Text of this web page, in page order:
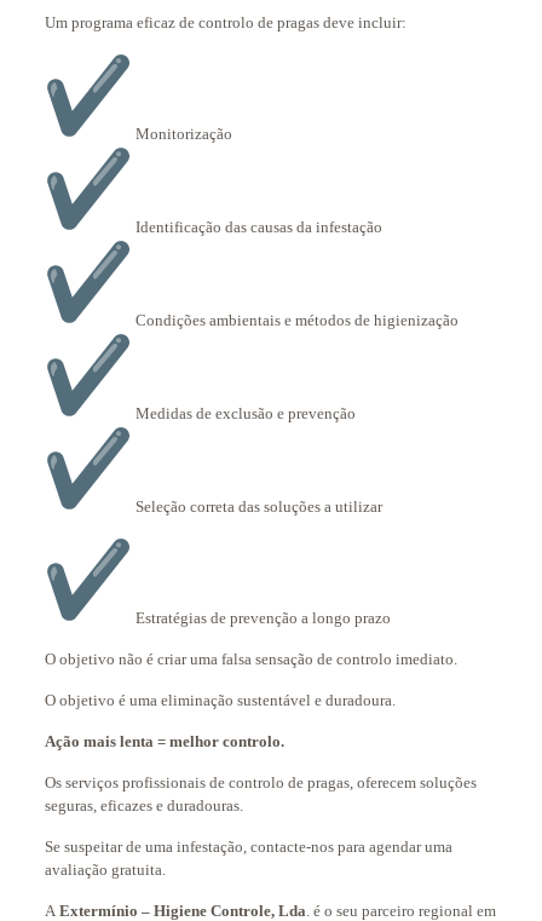
Um programa eficaz de controlo de pragas deve incluir:
Monitorização
Identificação das causas da infestação
Condições ambientais e métodos de higienização
Medidas de exclusão e prevenção
Seleção correta das soluções a utilizar
Estratégias de prevenção a longo prazo
O objetivo não é criar uma falsa sensação de controlo imediato.
O objetivo é uma eliminação sustentável e duradoura.
Ação mais lenta = melhor controlo.
Os serviços profissionais de controlo de pragas, oferecem soluções
seguras, eficazes e duradouras.
Se suspeitar de uma infestação, contacte-nos para agendar uma
avaliação gratuita.
A Extermínio – Higiene Controle, Lda. é o seu parceiro regional em